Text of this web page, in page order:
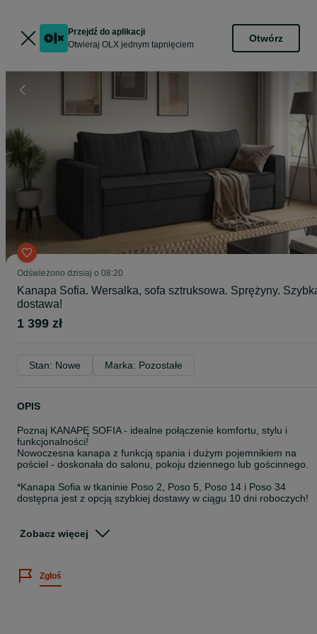
Przejdź do aplikacji
Otwieraj OLX jednym tapnięciem
Otwórz
Odświeżono dzisiaj o 08:20
Kanapa Sofia. Wersalka, sofa sztruksowa. Sprężyny.
dostawa!
1 399 zł
Stan: Nowe Marka: Pozostałe
OPIS
Poznaj KANAPĘ SOFIA - idealne połączenie komfortu, stylu i
funkcjonalności!
Nowoczesna kanapa z funkcją spania i dużym pojemnikiem na
pościel - doskonała do salonu, pokoju dziennego lub gościnnego.
*Kanapa Sofia w tkaninie Poso 2, Poso 5, Poso 14 i Poso 34
dostępna jest z opcją szybkiej dostawy w ciągu 10 dni roboczych!
www.sarnowscymeble.pl. Istnieje możliwość dokupienia foteli i pufy
- Poso 1 - musztardowy
- Poso 2 - beżowy
Zobacz więcej
Zgłoś